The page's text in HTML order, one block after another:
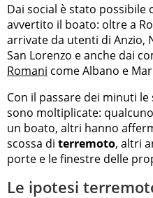
Dai social è stato possibile
avvertito il boato: oltre a
arrivate da utenti di Anzio,
San Lorenzo e anche dai
Romani come Albano e
Con il passare dei minuti
sono moltiplicate:
un boato, altri hanno
scossa di terremoto, altri
porte e le finestre delle
Le ipotesi